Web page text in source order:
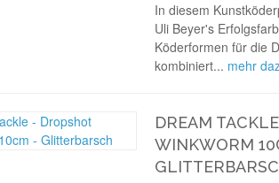
In diesem
Uli Beyer's
Köderformen für die
kombiniert... mehr
DREAM
WINKWORM